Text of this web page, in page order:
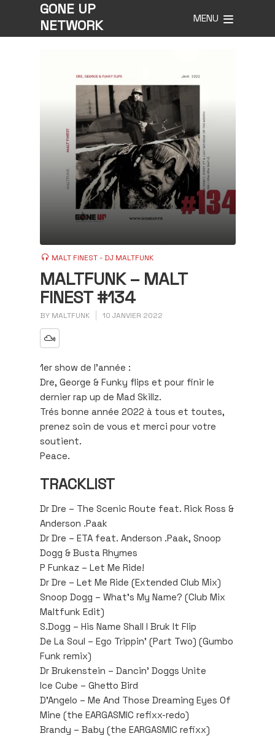
GONE UP
NETWORK
MENU
MALT FINEST - DJ MALTFUNK
MALTFUNK – MALT
FINEST #134
BY MALTFUNK 10 JANVIER 2022
1er show de l’année :
Dre, George & Funky flips et pour finir le
dernier rap up de Mad Skillz.
Trés bonne année 2022 à tous et toutes,
prenez soin de vous et merci pour votre
soutient.
Peace.
TRACKLIST
Dr Dre – The Scenic Route feat. Rick Ross &
Anderson .Paak
Dr Dre – ETA feat. Anderson .Paak, Snoop
Dogg & Busta Rhymes
P Funkaz – Let Me Ride!
Dr Dre – Let Me Ride (Extended Club Mix)
Snoop Dogg – What’s My Name? (Club Mix
Maltfunk Edit)
S.Dogg – His Name Shall I Bruk It Flip
De La Soul – Ego Trippin’ (Part Two) (Gumbo
Funk remix)
Dr Brukenstein – Dancin’ Doggs Unite
Ice Cube – Ghetto Bird
D’Angelo – Me And Those Dreaming Eyes Of
Mine (the EARGASMIC refixx-redo)
Brandy – Baby (the EARGASMIC refixx)